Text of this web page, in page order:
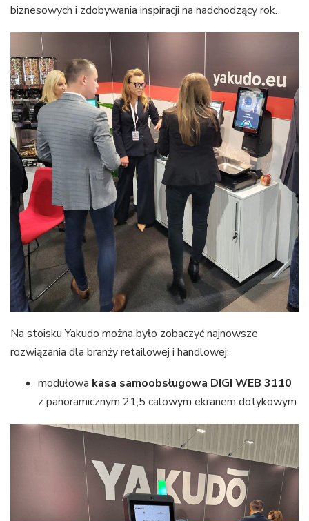
biznesowych i zdobywania inspiracji na nadchodzący rok.
Na stoisku Yakudo można było zobaczyć najnowsze
rozwiązania dla branży retailowej i handlowej:
modułowa kasa samoobsługowa DIGI WEB 3110
z panoramicznym 21,5 calowym ekranem dotykowym